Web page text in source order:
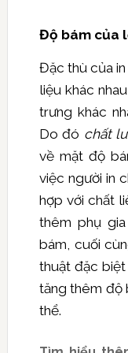
Độ bám của
Đặc thù của
liệu khác
trưng khác
Do đó chất
về mặt độ
việc người in
hợp với chất
thêm phụ
bám, cuối
thuật đặc biệt
tăng thêm độ
thể.